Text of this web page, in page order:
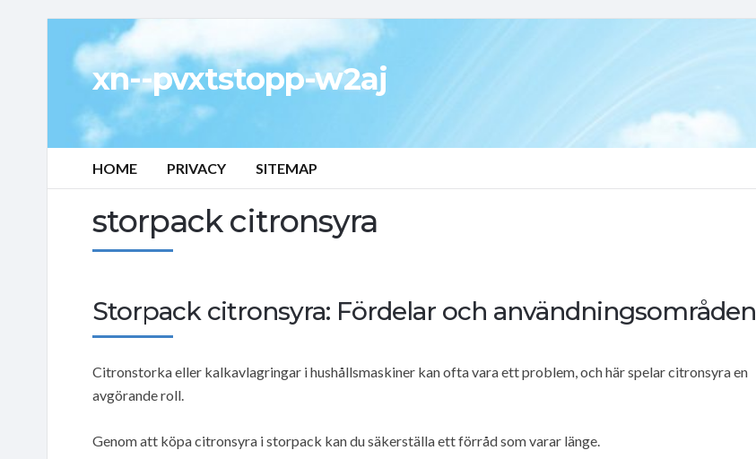
xn--pvxtstopp-w2aj
HOME PRIVACY SITEMAP
storpack citronsyra
Storpack citronsyra: Fördelar och användningsområden
Citronstorka eller kalkavlagringar i hushållsmaskiner kan ofta vara ett problem, och här spelar citronsyra en
avgörande roll.
Genom att köpa citronsyra i storpack kan du säkerställa ett förråd som varar länge.